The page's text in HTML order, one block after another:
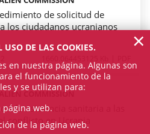
de solicitud de
los ciudadanos ucranianos
COMMISSION
a la asistencia sanitaria a las
conflicto en Ucrania
USO DE LAS COOKIES.
en nuestra página. Algunas son
el funcionamiento de la
y se utilizan para:
web.
de la página web.
×